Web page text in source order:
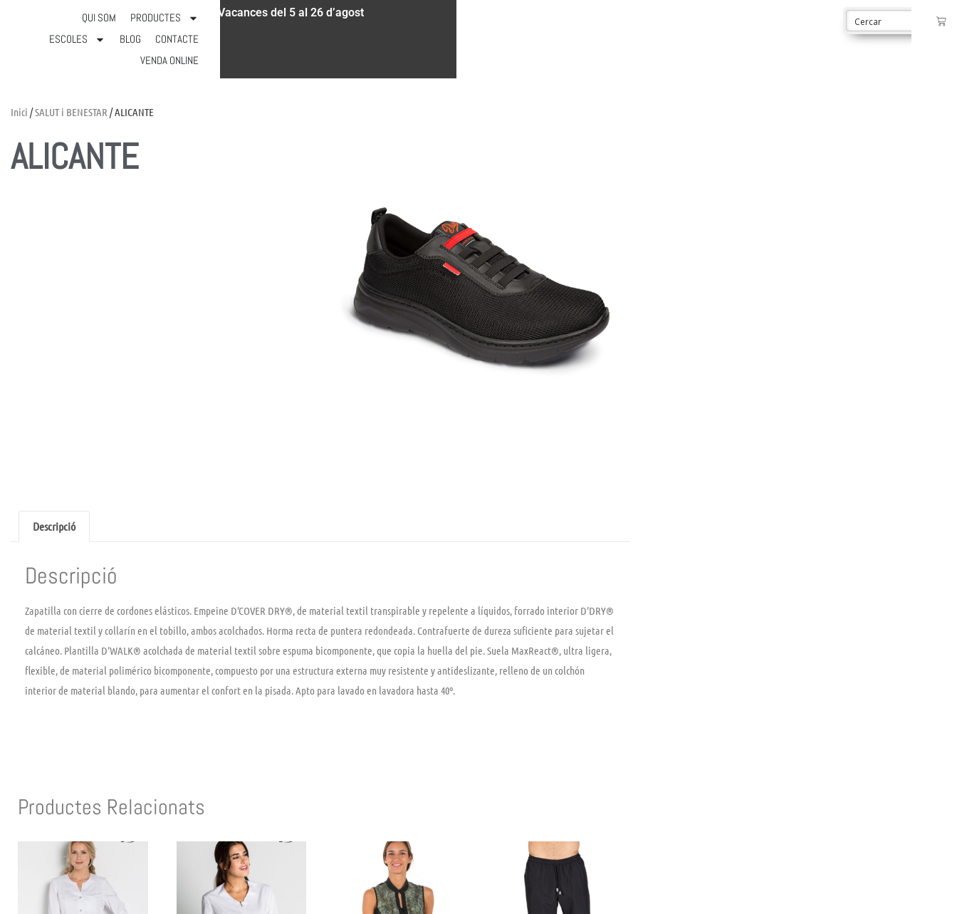
931 18 52 97 info@calicot.cat Vacances del 5 al 26 d’agost
QUI SOM
PRODUCTES
ESCOLES
BLOG
CONTACTE
VENDA ONLINE
Inici /SALUT i BENESTAR / ALICANTE
ALICANTE
Descripció
Descripció
Zapatilla con cierre de cordones elásticos. Empeine D’COVER DRY®, de material textil transpirable y repelente a líquidos, forrado interior D’DRY®
de material textil y collarín en el tobillo, ambos acolchados. Horma recta de puntera redondeada. Contrafuerte de dureza suficiente para sujetar el
calcáneo. Plantilla D’WALK® acolchada de material textil sobre espuma bicomponente, que copia la huella del pie. Suela MaxReact®, ultra ligera,
flexible, de material polimérico bicomponente, compuesto por una estructura externa muy resistente y antideslizante, relleno de un colchón
interior de material blando, para aumentar el confort en la pisada. Apto para lavado en lavadora hasta 40º.
Productes Relacionats